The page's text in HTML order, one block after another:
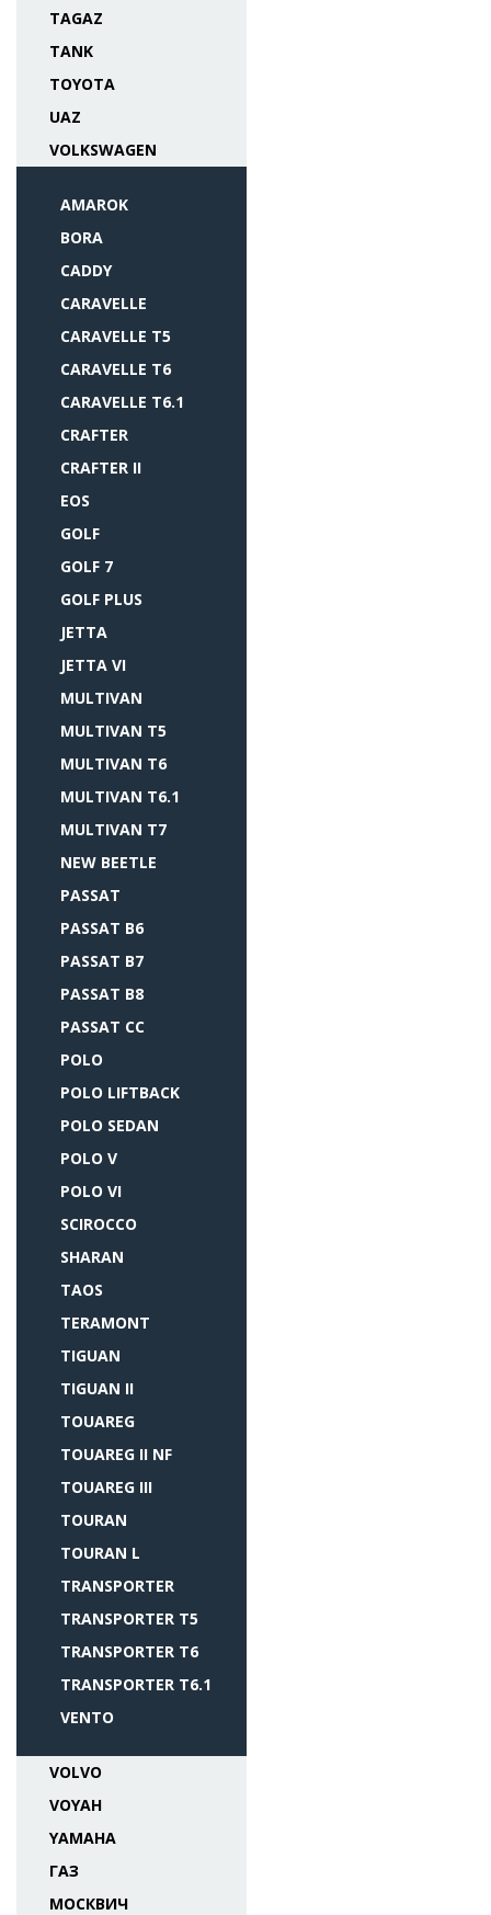
TAGAZ
TANK
TOYOTA
UAZ
VOLKSWAGEN
AMAROK
BORA
CADDY
CARAVELLE
CARAVELLE T5
CARAVELLE T6
CARAVELLE T6.1
CRAFTER
CRAFTER II
EOS
GOLF
GOLF 7
GOLF PLUS
JETTA
JETTA VI
MULTIVAN
MULTIVAN T5
MULTIVAN T6
MULTIVAN T6.1
MULTIVAN T7
NEW BEETLE
PASSAT
PASSAT B6
PASSAT B7
PASSAT B8
PASSAT CC
POLO
POLO LIFTBACK
POLO SEDAN
POLO V
POLO VI
SCIROCCO
SHARAN
TAOS
TERAMONT
TIGUAN
TIGUAN II
TOUAREG
TOUAREG II NF
TOUAREG III
TOURAN
TOURAN L
TRANSPORTER
TRANSPORTER T5
TRANSPORTER T6
TRANSPORTER T6.1
VENTO
VOLVO
VOYAH
YAMAHA
ГАЗ
МОСКВИЧ